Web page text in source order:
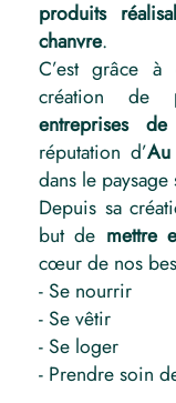
produits
chanvre.
C’est grâce à
création de
entreprises
réputation d’
dans le
Depuis sa
but de mettre
cœur de nos
- Se nourrir
- Se vêtir
- Se loger
- Prendre soin